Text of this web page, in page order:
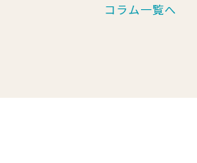
コラム一覧へ